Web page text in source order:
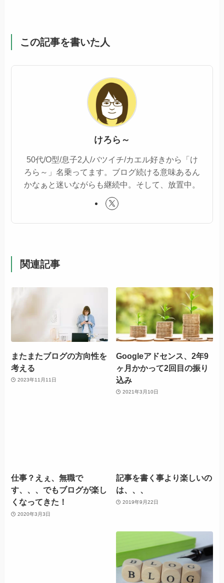
この記事を書いた人
けろら～
50代/O型/息子2人/バツイチ/カエル好きから「け
ろら～」名乗ってます。ブログ続ける意味あるん
かなぁと迷いながらも継続中。そして、放置中。
関連記事
またまたブログの方向性を
考える
2023年11月11日
Googleアドセンス、2年9
ヶ月かかって2回目の振り
込み
2021年3月10日
仕事？えぇ、無職で
す、、、でもブログが楽し
くなってきた！
2020年3月3日
記事を書く事より楽しいの
は、、、
2019年9月22日